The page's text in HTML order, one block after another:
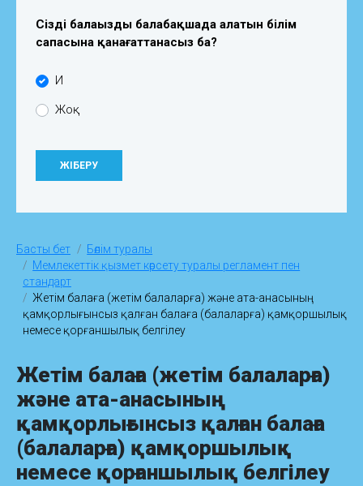
Сіздің балаңыздың балабақшада алатын білім
сапасына қанағаттанасыз ба?
Иә
Жоқ
Басты бет
Бөлім туралы
Мемлекеттік қызмет көрсету туралы регламент пен
стандарт
Жетім балаға (жетім балаларға) және ата-анасының
қамқорлығынсыз қалған балаға (балаларға) қамқоршылық
немесе қорғаншылық белгілеу
Жетім балаға (жетім балаларға)
және ата-анасының
қамқорлығынсыз қалған балаға
(балаларға) қамқоршылық
немесе қорғаншылық белгілеу